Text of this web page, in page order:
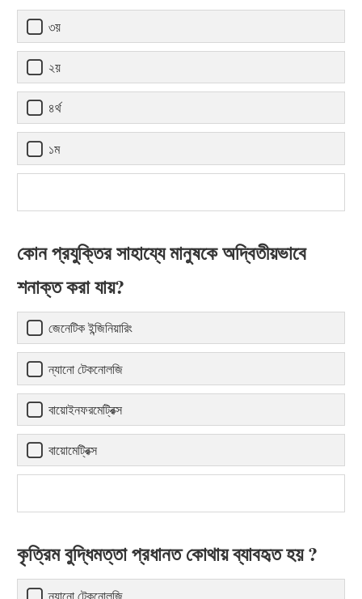
৩য়
২য়
৪র্থ
১ম
কোন প্রযুক্তির সাহায্যে মানুষকে অদ্বিতীয়ভাবে
শনাক্ত করা যায়?
জেনেটিক ইন্জিনিয়ারিং
ন্যানো টেকনোলজি
বায়োইনফরমেট্রিক্স
বায়োমেট্রিক্স
কৃত্রিম বুদ্ধিমত্তা প্রধানত কোথায় ব্যাবহৃত হয় ?
ন্যানো টেকনোলজি